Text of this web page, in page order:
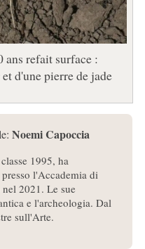
ans refait surface :
d'une pierre de jade
Noemi Capoccia
1995, ha
l'Accademia di
2021. Le sue
e l'archeologia. Dal
sull'Arte.